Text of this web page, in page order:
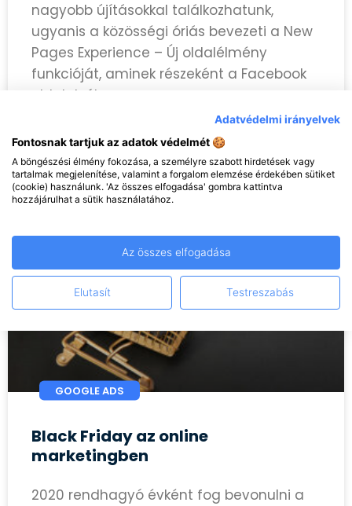
nagyobb újításokkal találkozhatunk,
ugyanis a közösségi óriás bevezeti a New
Pages Experience – Új oldalélmény
funkcióját, aminek részeként a Facebook
oldalakról
TOVÁBB OLVASOM »
GOOGLE ADS
Black Friday az online
marketingben
2020 rendhagyó évként fog bevonulni a
Adatvédelmi irányelvek
Fontosnak tartjuk az adatok védelmét 🍪
A böngészési élmény fokozása, a személyre szabott hirdetések vagy
tartalmak megjelenítése, valamint a forgalom elemzése érdekében sütiket
(cookie) használunk. 'Az összes elfogadása' gombra kattintva
hozzájárulhat a sütik használatához.
Az összes elfogadása
Elutasít Testreszabás